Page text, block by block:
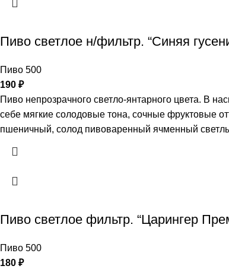
Пиво светлое н/фильтр. “Синяя
Пиво 500
190 ₽
Пиво непрозрачного светло-янтарного цвета. В
себе мягкие солодовые тона, сочные фруктовые
пшеничный, солод пивоваренный ячменный
Пиво светлое фильтр. “Царингер
Пиво 500
180 ₽